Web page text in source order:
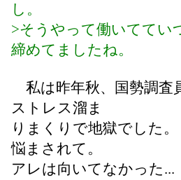
し。
>そうやって働いててい
締めてましたね。
私は昨年秋、国勢調査
ストレス溜ま
りまくりで地獄でした
悩まされて。
アレは向いてなかった...